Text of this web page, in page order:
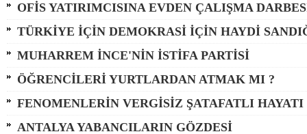
OFİS YATIRIMCISINA EVDEN ÇALIŞMA
TÜRKİYE İÇİN DEMOKRASİ İÇİN HAYDİ
MUHARREM İNCE'NİN İSTİFA PARTİSİ
ÖĞRENCİLERİ YURTLARDAN ATMAK MI ?
FENOMENLERİN VERGİSİZ ŞATAFATLI HAYATI
ANTALYA YABANCILARIN GÖZDESİ